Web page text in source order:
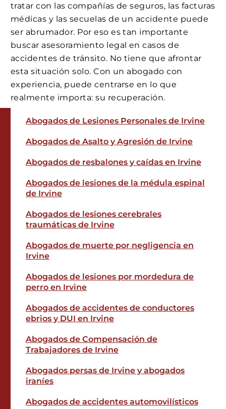
tratar con las compañías de seguros, las facturas
médicas y las secuelas de un accidente puede
ser abrumador. Por eso es tan importante
buscar asesoramiento legal en casos de
accidentes de tránsito. No tiene que afrontar
esta situación solo. Con un abogado con
experiencia, puede centrarse en lo que
realmente importa: su recuperación.
Abogados de Lesiones Personales de Irvine
Abogados de Asalto y Agresión de Irvine
Abogados de resbalones y caídas en Irvine
Abogados de lesiones de la médula espinal
de Irvine
Abogados de lesiones cerebrales
traumáticas de Irvine
Abogados de muerte por negligencia en
Irvine
Abogados de lesiones por mordedura de
perro en Irvine
Abogados de accidentes de conductores
ebrios y DUI en Irvine
Abogados de Compensación de
Trabajadores de Irvine
Abogados persas de Irvine y abogados
iraníes
Abogados de accidentes automovilísticos